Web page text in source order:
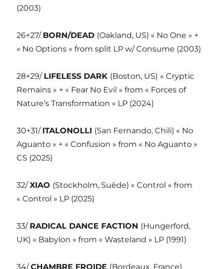
(2003)
26+27/ BORN/DEAD (Oakland, US) « No One » +
« No Options » from split LP w/ Consume (2003)
28+29/ LIFELESS DARK (Boston, US) « Cryptic
Remains » + « Fear No Evil » from « Forces of
Nature’s Transformation » LP (2024)
30+31/ ITALONOLLI (San Fernando, Chili) « No
Aguanto » + « Confusion » from « No Aguanto »
CS (2025)
32/XIAO (Stockholm, Suède) « Control » from
« Control » LP (2025)
33/ RADICAL DANCE FACTION (Hungerford,
UK) « Babylon » from « Wasteland » LP (1991)
34/CHAMBRE FROIDE (Bordeaux, France)